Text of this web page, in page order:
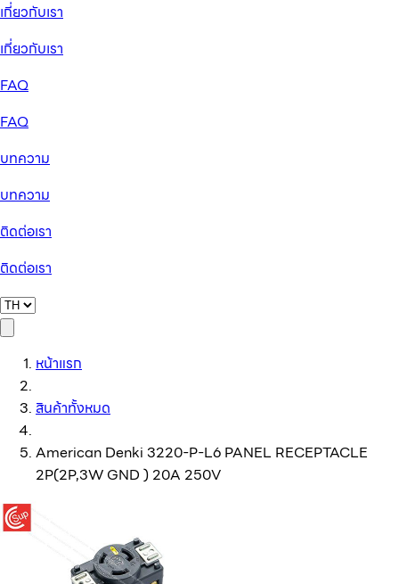
เกี่ยวกับเรา
เกี่ยวกับเรา
FAQ
FAQ
บทความ
บทความ
ติดต่อเรา
ติดต่อเรา
หน้าแรก
สินค้าทั้งหมด
American Denki 3220-P-L6 PANEL RECEPTACLE
2P(2P,3W GND ) 20A 250V